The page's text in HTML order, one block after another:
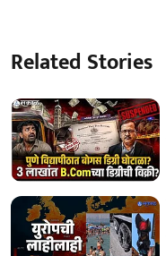
Related Stories